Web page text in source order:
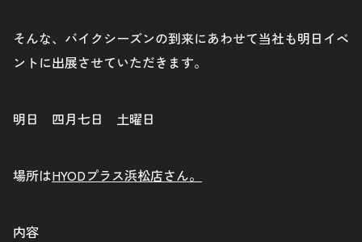
そんな、バイクシーズンの到来にあわせて当社も明日イベ
ントに出展させていただきます。
明日 四月七日 土曜日
場所はHYODプラス浜松店さん。
内容